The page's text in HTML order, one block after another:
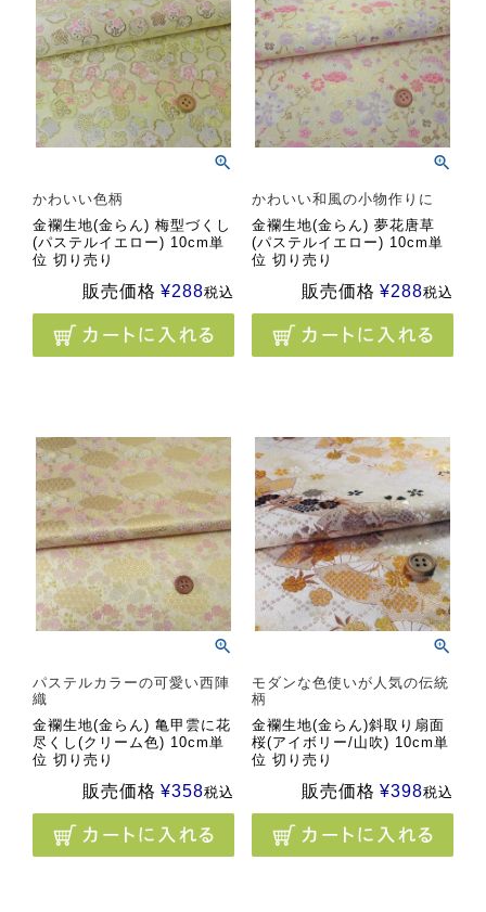
かわいい色柄
金襴生地(金らん) 梅型づくし
(パステルイエロー) 10cm単
位 切り売り
販売価格 ¥288税込
かわいい和風の小物作りに
金襴生地(金らん) 夢花唐草
(パステルイエロー) 10cm単
位 切り売り
販売価格 ¥288税込
パステルカラーの可愛い西陣
織
金襴生地(金らん) 亀甲雲に花
尽くし(クリーム色) 10cm単
位 切り売り
販売価格 ¥358税込
モダンな色使いが人気の伝統
柄
金襴生地(金らん)斜取り扇面
桜(アイボリー/山吹) 10cm単
位 切り売り
販売価格 ¥398税込